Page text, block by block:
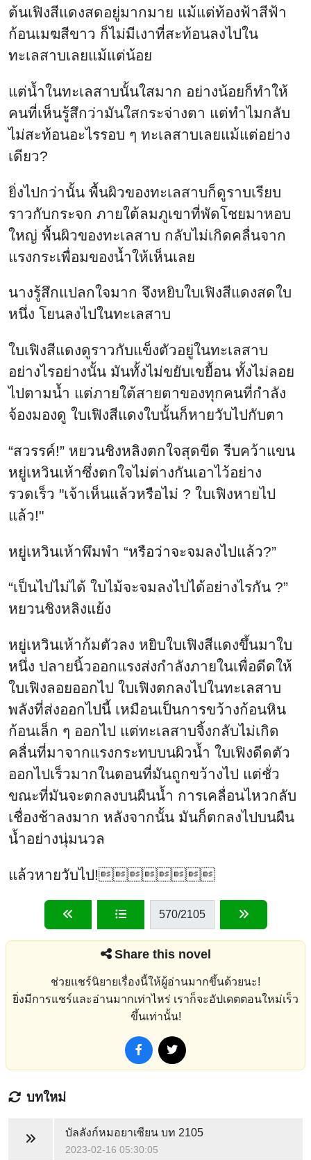
ต้นเฟิงสีแดงสดอยู่มากมาย แม้แต่ท้องฟ้าสีฟ้า
ก้อนเมฆสีขาว ก็ไม่มีเงาที่สะท้อนลงไปใน
ทะเลสาบเลยแม้แต่น้อย
แต่น้ำในทะเลสาบนั้นใสมาก อย่างน้อยก็ทำให้
คนที่เห็นรู้สึกว่ามันใสกระจ่างตา แต่ทำไมกลับ
ไม่สะท้อนอะไรรอบ ๆ ทะเลสาบเลยแม้แต่อย่าง
เดียว?
ยิ่งไปกว่านั้น พื้นผิวของทะเลสาบก็ดูราบเรียบ
ราวกับกระจก ภายใต้ลมภูเขาที่พัดโชยมาหอบ
ใหญ่ พื้นผิวของทะเลสาบ กลับไม่เกิดคลื่นจาก
แรงกระเพื่อมของน้ำให้เห็นเลย
นางรู้สึกแปลกใจมาก จึงหยิบใบเฟิงสีแดงสดใบ
หนึ่ง โยนลงไปในทะเลสาบ
ใบเฟิงสีแดงดูราวกับแข็งตัวอยู่ในทะเลสาบ
อย่างไรอย่างนั้น มันทั้งไม่ขยับเขยื้อน ทั้งไม่ลอย
ไปตามน้ำ แต่ภายใต้สายตาของทุกคนที่กำลัง
จ้องมองดู ใบเฟิงสีแดงใบนั้นก็หายวับไปกับตา
“สวรรค์!” หยวนชิงหลิงตกใจสุดขีด รีบคว้าแขน
หยู่เหวินเห้าซึ่งตกใจไม่ต่างกันเอาไว้อย่าง
รวดเร็ว "เจ้าเห็นแล้วหรือไม่ ? ใบเฟิงหายไป
แล้ว!"
หยู่เหวินเห้าพึมพำ “หรือว่าจะจมลงไปแล้ว?”
“เป็นไปไม่ได้ ใบไม้จะจมลงไปได้อย่างไรกัน ?”
หยวนชิงหลิงแย้ง
หยู่เหวินเห้าก้มตัวลง หยิบใบเฟิงสีแดงขึ้นมาใบ
หนึ่ง ปลายนิ้วออกแรงส่งกำลังภายในเพื่อดีดให้
ใบเฟิงลอยออกไป ใบเฟิงตกลงไปในทะเลสาบ
พลังที่ส่งออกไปนี้ เหมือนเป็นการขว้างก้อนหิน
ก้อนเล็ก ๆ ออกไป แต่ทะเลสาบจิ้งกลับไม่เกิด
คลื่นที่มาจากแรงกระทบบนผิวน้ำ ใบเฟิงดีดตัว
ออกไปเร็วมากในตอนที่มันถูกขว้างไป แต่ชั่ว
ขณะที่มันจะตกลงบนผืนน้ำ การเคลื่อนไหวกลับ
เชื่องช้าลงมาก หลังจากนั้น มันก็ตกลงไปบนผืน
น้ำอย่างนุ่มนวล
แล้วหายวับไป!
570/2105
Share this novel
ช่วยแชร์นิยายเรื่องนี้ให้ผู้อ่านมากขึ้นด้วยนะ!
ยิ่งมีการแชร์และอ่านมากเท่าไหร่ เราก็จะอัปเดตตอนใหม่เร็ว
ขึ้นเท่านั้น!
บทใหม่
บัลลังก์หมอยาเซียนบท 2105
2023-02-16 05:30:05